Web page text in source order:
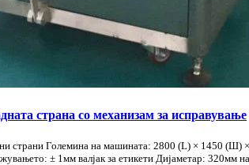
страна со механизам за исправување
страни Големина на машината: 2800 (L) × 1450
± 1мм валјак за етикети Дијаметар: